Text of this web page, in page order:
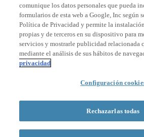
Miembro de
Acreditaciones
© 2026 La Salle Campus Barcelona - URL
Formulario de búsqueda
comunique los datos personales que pueda
formularios de esta web a Google, Inc según
Política de Privacidad y permite la
propias y de terceros en su dispositivo para
servicios y mostrarle publicidad relacionada
mediante el análisis de sus hábitos de
privacidad
Configuración
Rechazarlas todas